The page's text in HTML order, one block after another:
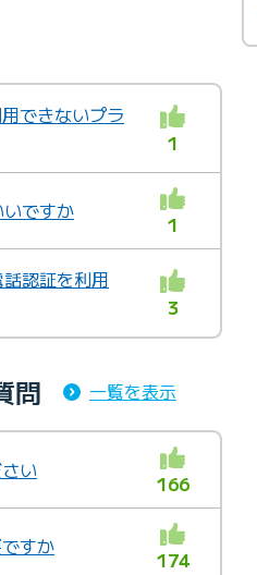
できないプラ
1
ですか
1
認証を利用
3
問 一覧を表示
い
166
すか
174